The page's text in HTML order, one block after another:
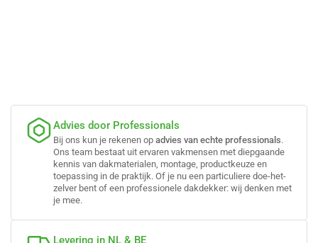
Advies door Professionals
Bij ons kun je rekenen op advies van echte professionals.
Ons team bestaat uit ervaren vakmensen met diepgaande
kennis van dakmaterialen, montage, productkeuze en
toepassing in de praktijk. Of je nu een particuliere doe-het-
zelver bent of een professionele dakdekker: wij denken met
je mee.
Levering in NL & BE